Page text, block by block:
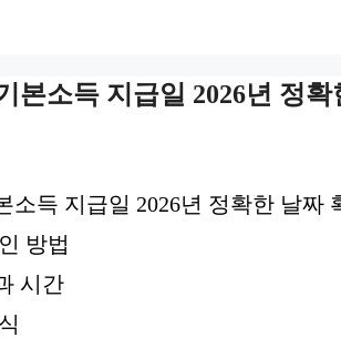
본소득 지급일 2026년 정확
소득 지급일 2026년 정확한 날짜
방법
시간